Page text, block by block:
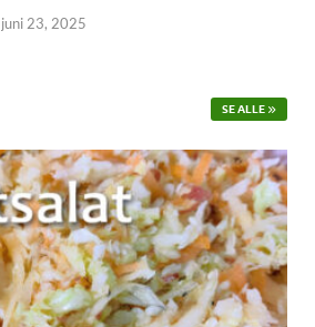
juni 23, 2025
SE ALLE